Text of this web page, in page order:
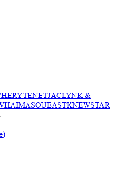
TENETJACLYNK &
HAIMASOUEASTKNEWSTAR